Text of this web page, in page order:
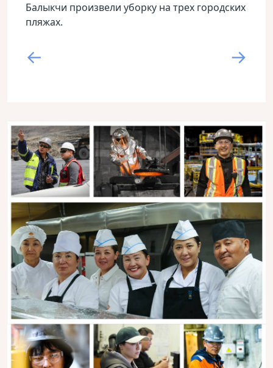
Балыкчи произвели уборку на трех городских
пляжах.
← →